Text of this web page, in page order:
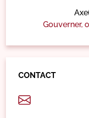
Gouverner,
CONTACT